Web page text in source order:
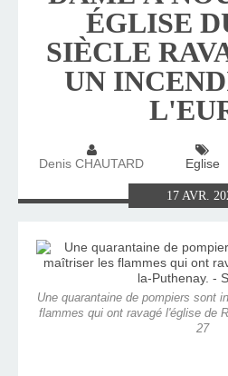
ÉGLISE
SIÈCLE
UN
Denis CHAUTARD Eglise
17 AVR.
Une quarantaine de pompiers sont
flammes qui ont ravagé l'église de
27